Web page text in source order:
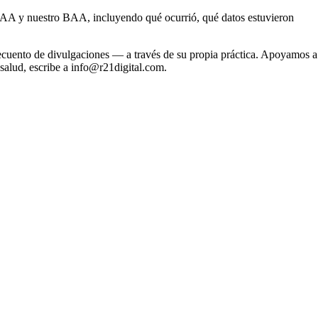
y nuestro BAA, incluyendo qué ocurrió, qué datos estuvieron
de divulgaciones — a través de su propia práctica. Apoyamos a
escribe a info@r21digital.com.